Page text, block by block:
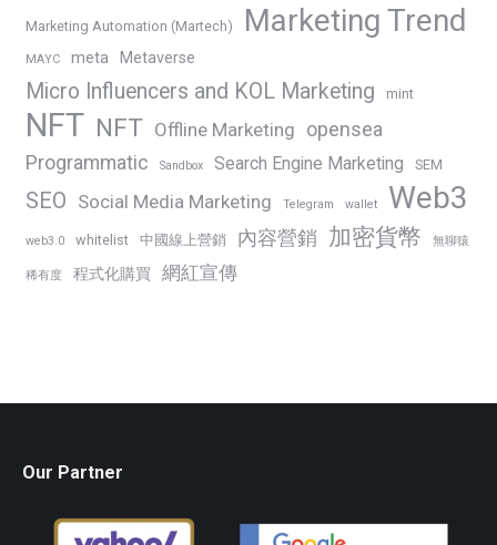
Marketing Automation (Martech) Marketing Trend
MAYC meta Metaverse
Micro Influencers and KOL Marketing mint
NFT NFT Offline Marketing opensea
Programmatic
Sandbox Search Engine Marketing SEM
SEO Social Media Marketing Telegram wallet Web3
web3.0 whitelist 中國線上營銷 內容營銷 加密貨幣 無聊猿
稀有度 程式化購買 網紅宣傳
Our Partner